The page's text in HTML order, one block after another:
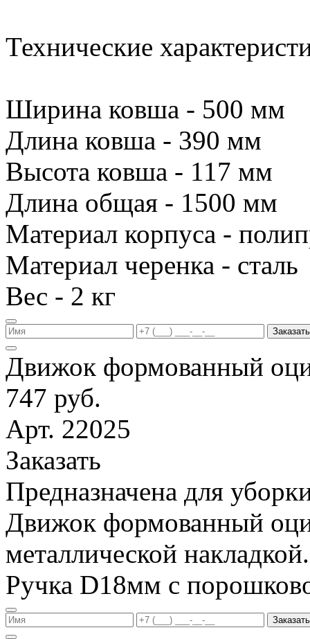
Технические
Ширина ковша - 500 мм
Длина ковша - 390 мм
Высота ковша - 117 мм
Длина общая - 1500 мм
Материал корпуса -
Материал черенка - сталь
Вес - 2 кг
Заказать
Движок формованный
747 руб.
Арт. 22025
Заказать
Предназначена для
Движок формованный
металлической
Ручка D18мм с
Заказать